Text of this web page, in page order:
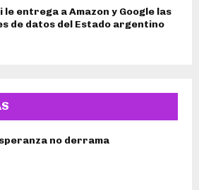
le entrega a Amazon y Google las
de datos del Estado argentino
no derrama